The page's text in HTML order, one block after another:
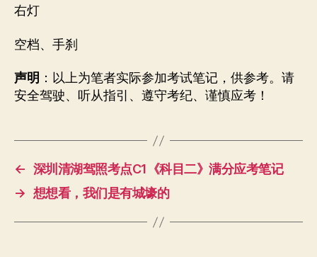
右灯
空档、手刹
声明 ：以上为笔者实际参加考试笔记，供参考。请
安全驾驶、听从指引、遵守考纪、谨慎应考！
← 深圳清湖驾照考点C1《科目二》满分应考笔记
→ 想想看，我们是有城壕的